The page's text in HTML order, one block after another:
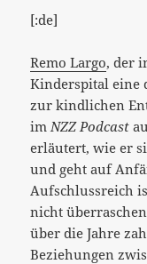
[:de]
Remo Largo, der
Kinderspital eine
zur kindlichen
im NZZ Podcast
erläutert, wie er
und geht auf
Aufschlussreich
nicht
über die Jahre
Beziehungen